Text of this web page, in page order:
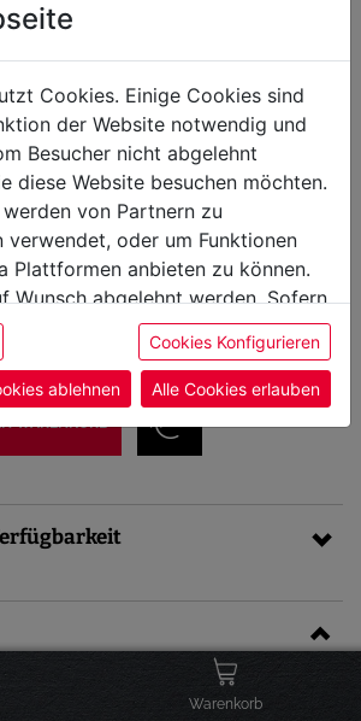
sofort versandbereit, Lieferfrist 1-3
Preis inkl. MwSt. zzgl. Versandkosten
WARENKORB
GRILLBIER SICHERN!Warenkorb
Cookies. Einige Cookies sind
der Website notwendig und
Besucher nicht abgelehnt
diese Website besuchen möchten.
von Partnern zu
verwendet, oder um Funktionen
Plattformen anbieten zu können.
Wunsch abgelehnt werden. Sofern
weiter nutzen, geben Sie
Cookies.
Cookies Konfigurieren
ablehnen Alle Cookies erlauben